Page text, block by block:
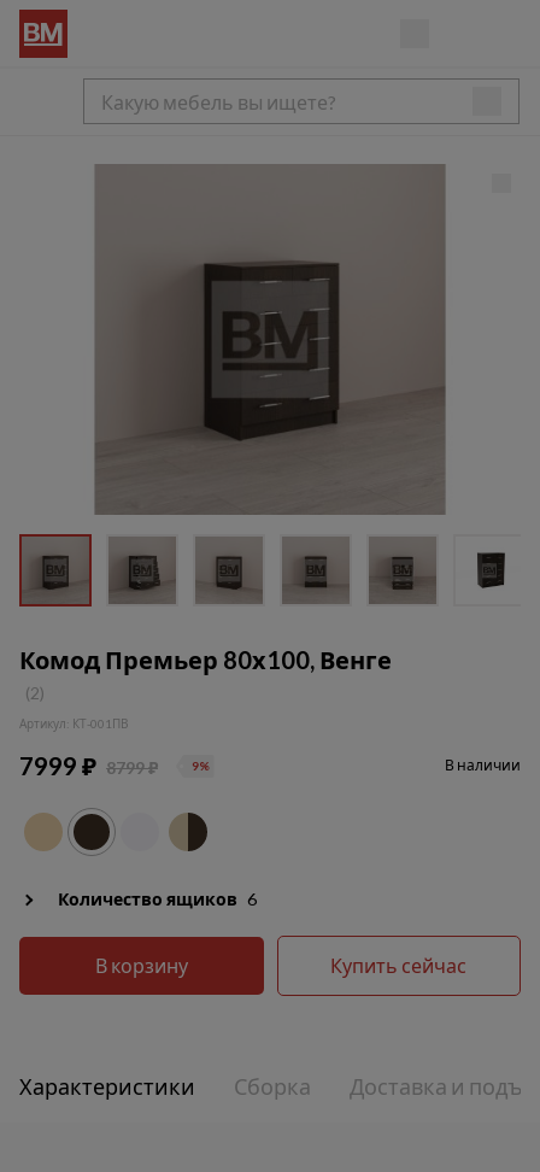
Комод Премьер 80х100, Венге
(2)
Артикул: КТ-001ПВ
7999 ₽ 8799 ₽ 9% В наличии
Количество ящиков 6
В корзину Купить сейчас
Характеристики Сборка Доставка и